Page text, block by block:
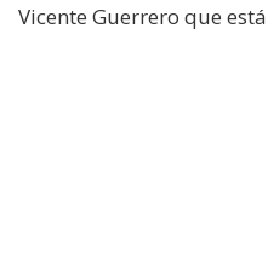
Vicente Guerrero que